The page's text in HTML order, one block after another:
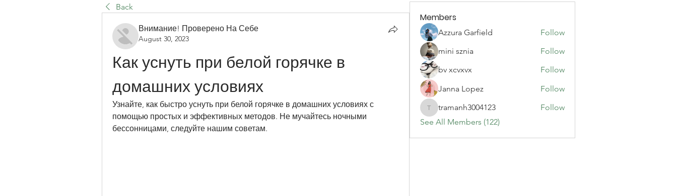
Back
Внимание! Проверено На Себе
August 30, 2023
Как уснуть при белой горячке в
домашних условиях
Узнайте, как быстро уснуть при белой горячке в домашних условиях с
помощью простых и эффективных методов. Не мучайтесь ночными
бессонницами, следуйте нашим советам.
Members
Azzura Garfield
Follow
mini sznia
Follow
bv xcvxvx
Follow
Janna Lopez
Follow
tramanh3004123
tramanh3004123
Follow
See All Members (122)